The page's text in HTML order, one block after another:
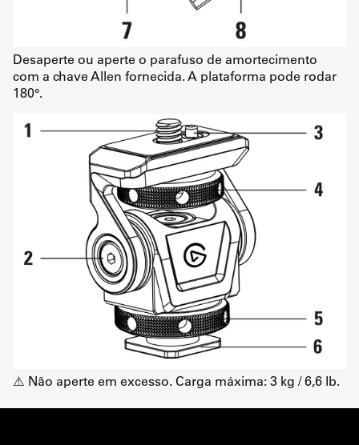
Desaperte ou aperte o parafuso de amortecimento
com a chave Allen fornecida. A plataforma pode rodar
180°.
⚠️ Não aperte em excesso. Carga máxima: 3 kg / 6,6 lb.